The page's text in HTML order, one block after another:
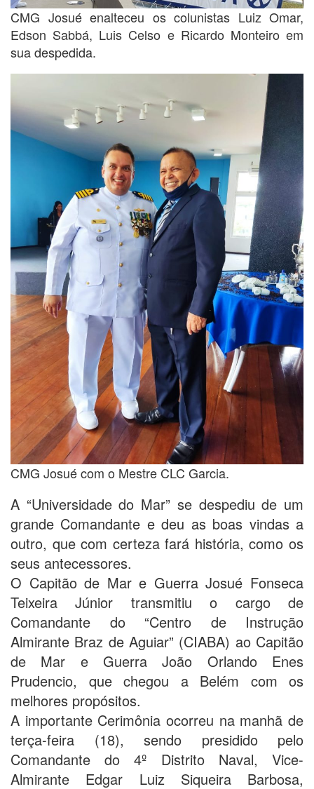
CMG Josué enalteceu os colunistas Luiz Omar,
Edson Sabbá, Luis Celso e Ricardo Monteiro em
sua despedida.
CMG Josué com o Mestre CLC Garcia.
A “Universidade do Mar” se despediu de um
grande Comandante e deu as boas vindas a
outro, que com certeza fará história, como os
seus antecessores.
O Capitão de Mar e Guerra Josué Fonseca
Teixeira Júnior transmitiu o cargo de
Comandante do “Centro de Instrução
Almirante Braz de Aguiar” (CIABA) ao Capitão
de Mar e Guerra João Orlando Enes
Prudencio, que chegou a Belém com os
melhores propósitos.
A importante Cerimônia ocorreu na manhã de
terça-feira (18), sendo presidido pelo
Comandante do 4º Distrito Naval, Vice-
Almirante Edgar Luiz Siqueira Barbosa,